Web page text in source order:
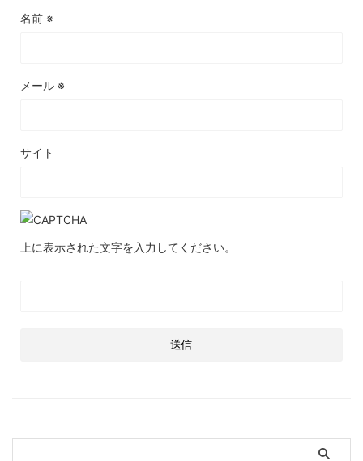
名前 ※
メール ※
サイト
上に表示された文字を入力してください。